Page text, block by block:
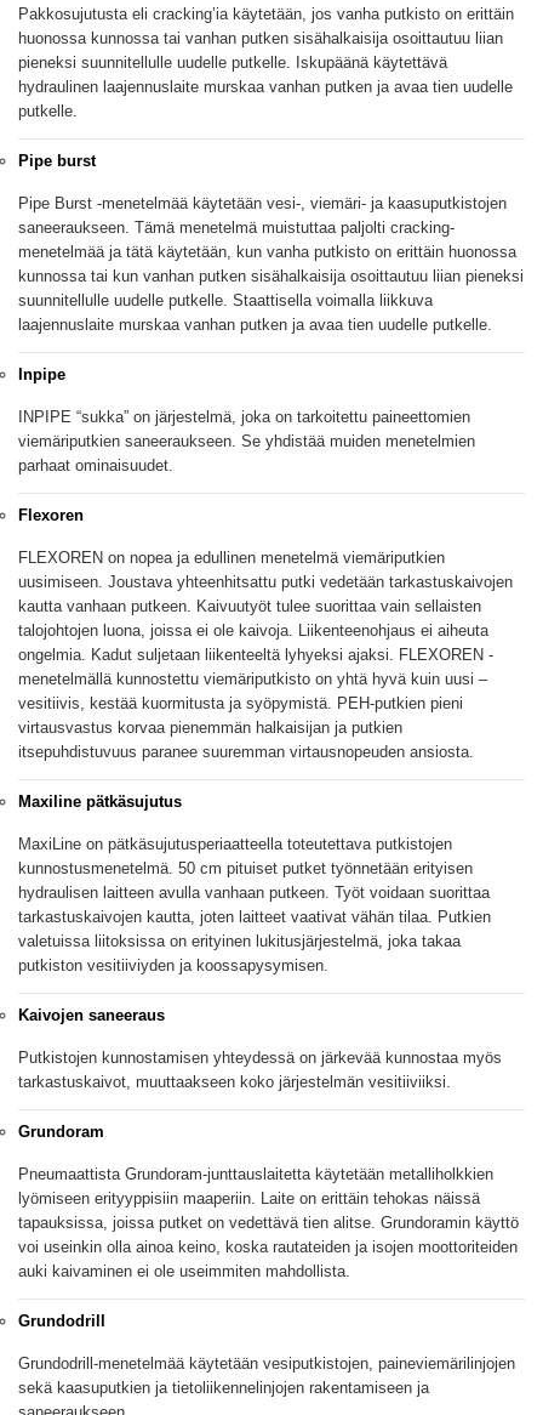
Pakkosujutusta eli cracking’ia käytetään, jos vanha putkisto on erittäin
huonossa kunnossa tai vanhan putken sisähalkaisija osoittautuu liian
pieneksi suunnitellulle uudelle putkelle. Iskupäänä käytettävä
hydraulinen laajennuslaite murskaa vanhan putken ja avaa tien uudelle
putkelle.
Pipe burst
Pipe Burst -menetelmää käytetään vesi-, viemäri- ja kaasuputkistojen
saneeraukseen. Tämä menetelmä muistuttaa paljolti cracking-
menetelmää ja tätä käytetään, kun vanha putkisto on erittäin huonossa
kunnossa tai kun vanhan putken sisähalkaisija osoittautuu liian pieneksi
suunnitellulle uudelle putkelle. Staattisella voimalla liikkuva
laajennuslaite murskaa vanhan putken ja avaa tien uudelle putkelle.
Inpipe
INPIPE “sukka” on järjestelmä, joka on tarkoitettu paineettomien
viemäriputkien saneeraukseen. Se yhdistää muiden menetelmien
parhaat ominaisuudet.
Flexoren
FLEXOREN on nopea ja edullinen menetelmä viemäriputkien
uusimiseen. Joustava yhteenhitsattu putki vedetään tarkastuskaivojen
kautta vanhaan putkeen. Kaivuutyöt tulee suorittaa vain sellaisten
talojohtojen luona, joissa ei ole kaivoja. Liikenteenohjaus ei aiheuta
ongelmia. Kadut suljetaan liikenteeltä lyhyeksi ajaksi. FLEXOREN -
menetelmällä kunnostettu viemäriputkisto on yhtä hyvä kuin uusi –
vesitiivis, kestää kuormitusta ja syöpymistä. PEH-putkien pieni
virtausvastus korvaa pienemmän halkaisijan ja putkien
itsepuhdistuvuus paranee suuremman virtausnopeuden ansiosta.
Maxiline pätkäsujutus
MaxiLine on pätkäsujutusperiaatteella toteutettava putkistojen
kunnostusmenetelmä. 50 cm pituiset putket työnnetään erityisen
hydraulisen laitteen avulla vanhaan putkeen. Työt voidaan suorittaa
tarkastuskaivojen kautta, joten laitteet vaativat vähän tilaa. Putkien
valetuissa liitoksissa on erityinen lukitusjärjestelmä, joka takaa
putkiston vesitiiviyden ja koossapysymisen.
Kaivojen saneeraus
Putkistojen kunnostamisen yhteydessä on järkevää kunnostaa myös
tarkastuskaivot, muuttaakseen koko järjestelmän vesitiiviiksi.
Grundoram
Pneumaattista Grundoram-junttauslaitetta käytetään metalliholkkien
lyömiseen erityyppisiin maaperiin. Laite on erittäin tehokas näissä
tapauksissa, joissa putket on vedettävä tien alitse. Grundoramin käyttö
voi useinkin olla ainoa keino, koska rautateiden ja isojen moottoriteiden
auki kaivaminen ei ole useimmiten mahdollista.
Grundodrill
Grundodrill-menetelmää käytetään vesiputkistojen, paineviemärilinjojen
sekä kaasuputkien ja tietoliikennelinjojen rakentamiseen ja